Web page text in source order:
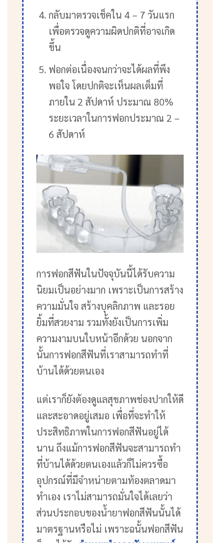
กลับมาตรวจเช็คใน 4 – 7 วันแรก
เพื่อตรวจดูความผิดปกติที่อาจเกิด
ขึ้น
ฟอกต่อเนื่องจนกว่าจะได้ผลที่พึง
พอใจ โดยปกติจะเห็นผลเต็มที่
ภายใน 2 สัปดาห์ ประมาณ 80%
ระยะเวลาในการฟอกประมาณ 2 –
6 สัปดาห์
การฟอกสีฟันในปัจจุบันนี้ได้รับความ
นิยมเป็นอย่างมาก เพราะเป็นการสร้าง
ความมั่นใจ สร้างบุคลิกภาพ และรอย
ยิ้มที่สวยงาม รวมทั้งยังเป็นการเพิ่ม
ความงามบนใบหน้าอีกด้วย นอกจาก
นั้นการฟอกสีฟันที่เราสามารถทำที่
บ้านได้ด้วยตนเอง
แต่เราก็ยังต้องดูแลสุขภาพช่องปากให้ดี
และสะอาดอยู่เสมอ เพื่อที่จะทำให้
ประสิทธิภาพในการฟอกสีฟันอยู่ได้
นาน ถึงแม้การฟอกสีฟันจะสามารถทำ
ที่บ้านได้ด้วยตนเองแล้วก็ไม่ควรซื้อ
อุปกรณ์ที่มีจำหน่ายตามท้องตลาดมา
ทำเอง เราไม่สามารถมั่นใจได้เลยว่า
ส่วนประกอบของน้ำยาฟอกสีฟันนั้นได้
มาตรฐานหรือไม่ เพราะฉนั้นฟอกสีฟัน